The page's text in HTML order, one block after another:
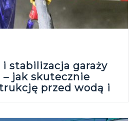
i stabilizacja garaży
jak skutecznie
przed wodą i